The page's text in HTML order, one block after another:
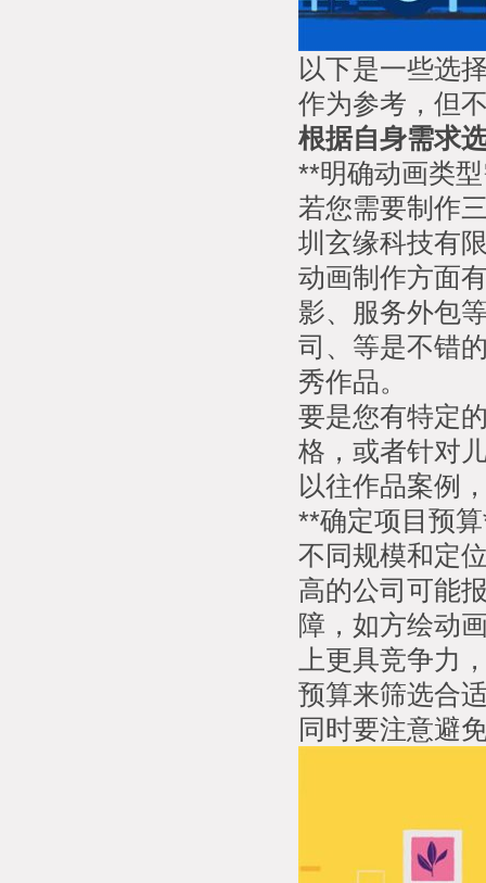
以下是一些选
作为参考，但
根据自身需求
**明确动画类
若您需要制作
圳玄缘科技有
动画制作方面
影、服务外包
司、等是不错
秀作品。
要是您有特定
格，或者针对
以往作品案例
**确定项目预
不同规模和定
高的公司可能
障，如方绘动
上更具竞争力
预算来筛选合
同时要注意避